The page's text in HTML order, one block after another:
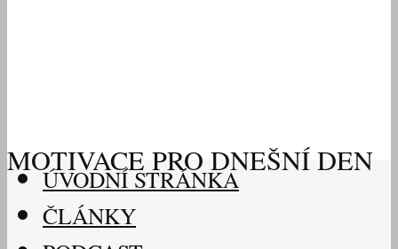
MOTIVACE PRO DNEŠNÍ DEN
ÚVODNÍ STRÁNKA
ČLÁNKY